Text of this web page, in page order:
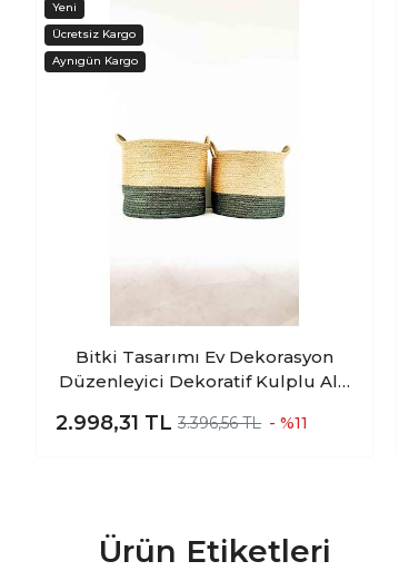
Bitki Tasarımı Ev Dekorasyon
Düzenleyici Dekoratif Kulplu Altı
Set B-O
2.998,31 TL 3.396,56 TL - %11
Ürün Etiketleri